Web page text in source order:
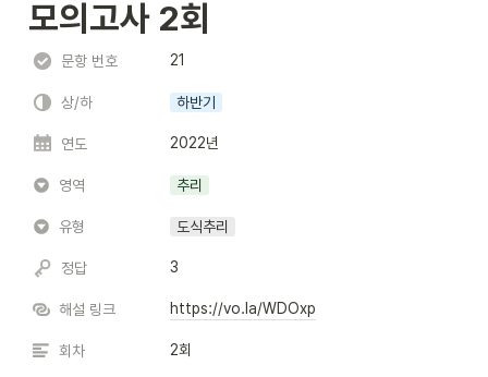
모의고사 2회
문항 번호 21
상/하 하반기
연도 2022년
영역 추리
유형 도식추리
정답 3
해설 링크 https://vo.la/WDOxp
회차 2회